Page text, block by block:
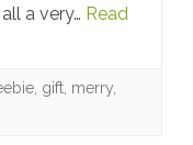
Merry
a very… Read
, gift, merry,